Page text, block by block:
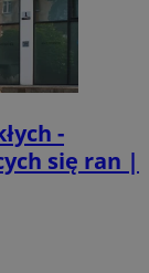
-
się ran |